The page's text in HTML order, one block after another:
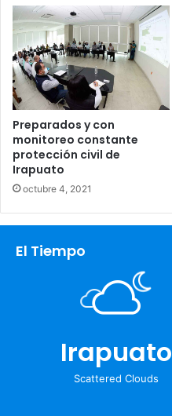
Preparados y con
monitoreo constante
protección civil de
Irapuato
octubre 4, 2021
El Tiempo
Irapuato
Scattered Clouds